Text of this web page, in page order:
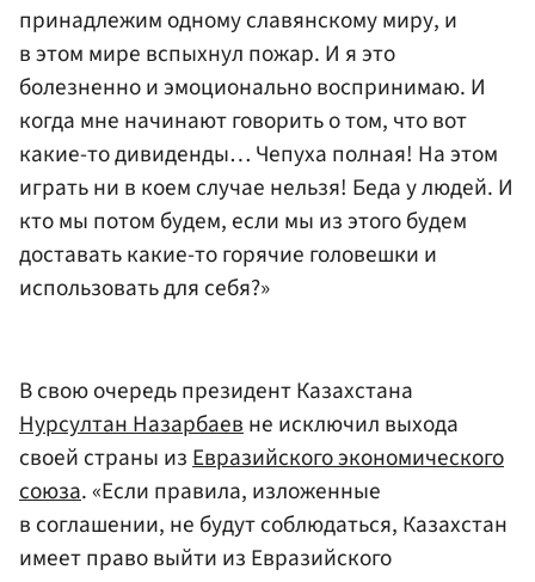
принадлежим одному славянскому миру, и
в этом мире вспыхнул пожар. И я это
болезненно и эмоционально воспринимаю. И
когда мне начинают говорить о том, что вот
какие-то дивиденды… Чепуха полная! На этом
играть ни в коем случае нельзя! Беда у людей. И
кто мы потом будем, если мы из этого будем
доставать какие-то горячие головешки и
использовать для себя?»
В свою очередь президент Казахстана
Нурсултан Назарбаевне исключил выхода
своей страны изЕвразийского экономического
союза. «Если правила, изложенные
в соглашении, не будут соблюдаться, Казахстан
имеет право выйти из Евразийского